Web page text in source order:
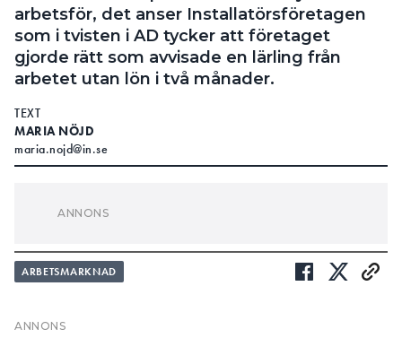
arbetsför, det anser Installatörsföretagen
som i tvisten i AD tycker att företaget
gjorde rätt som avvisade en lärling från
arbetet utan lön i två månader.
TEXT
MARIA NÖJD
maria.nojd@in.se
AD-FALLET: VAR MONTÖREN PÅVERKAD AV CANNABIS
BYGGNADS:
AD-FALLET: ”SÅ ALLVARLIGA ÅTGÄRDER SOM ATT
ASSEMBLIN AGERADE RÄTT
ARBETSMARKNAD